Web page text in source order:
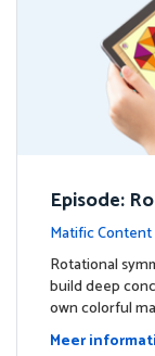
Episode:
Matific
Rotational
build deep
own colorful
Meer